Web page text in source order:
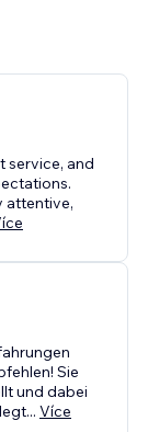
service, and
attentive,
Sie
und dabei
... Více